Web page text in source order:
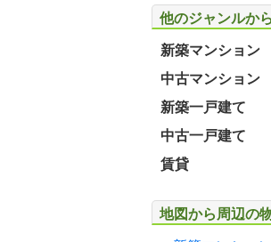
他のジャンルか
新築マンション
中古マンション
新築一戸建て
中古一戸建て
賃貸
地図から周辺の